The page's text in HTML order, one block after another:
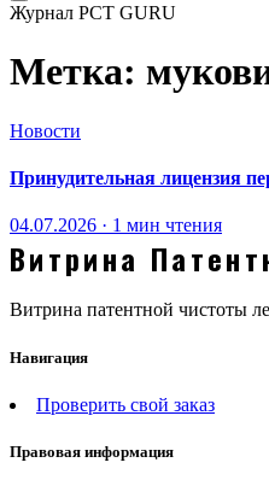
Журнал PCT GURU
Метка:
Новости
Принудительная лицензия
04.07.2026 · 1 мин чтения
Витрина
Витрина патентной чистоты
Навигация
Проверить свой заказ
Правовая информация